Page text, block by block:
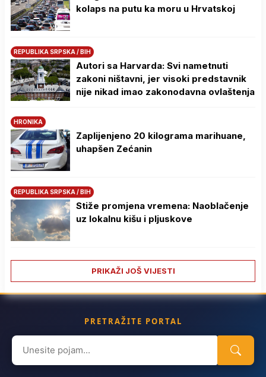
kolaps na putu ka moru u Hrvatskoj
REPUBLIKA SRPSKA / BIH
Autori sa Harvarda: Svi nametnuti
zakoni ništavni, jer visoki predstavnik
nije nikad imao zakonodavna ovlaštenja
HRONIKA
Zaplijenjeno 20 kilograma marihuane,
uhapšen Zećanin
REPUBLIKA SRPSKA / BIH
Stiže promjena vremena: Naoblačenje
uz lokalnu kišu i pljuskove
PRIKAŽI JOŠ VIJESTI
PRETRAŽITE PORTAL
Search
for: